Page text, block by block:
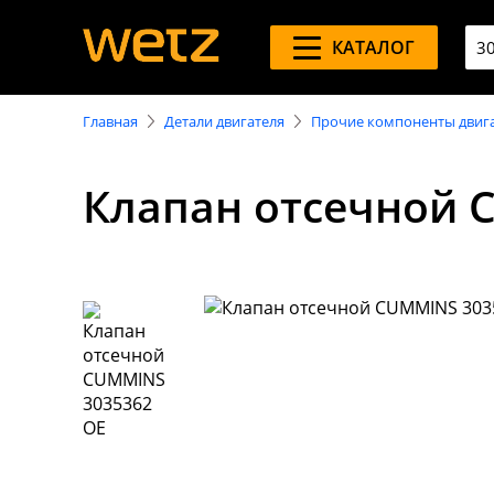
КАТАЛОГ
Главная Детали двигателя Прочие компоненты
Клапан отсечной